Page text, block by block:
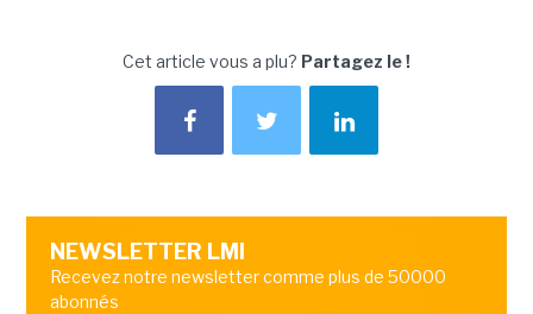
Cet article vous a plu? Partagez le !
NEWSLETTER LMI
Recevez notre newsletter comme plus de 50000
abonnés